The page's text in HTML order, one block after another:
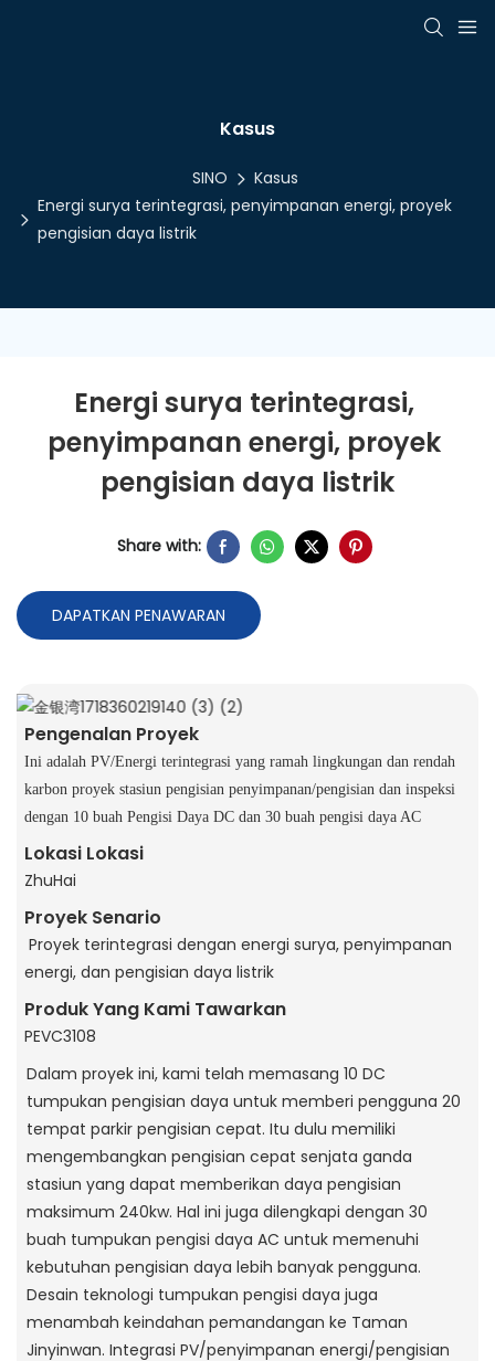
Kasus
SINO
Kasus
Energi surya terintegrasi, penyimpanan energi, proyek
pengisian daya listrik
Energi surya terintegrasi,
penyimpanan energi, proyek
pengisian daya listrik
Share with:
DAPATKAN PENAWARAN
Pengenalan Proyek
Ini adalah PV/Energi terintegrasi yang ramah lingkungan dan rendah
karbon proyek stasiun pengisian penyimpanan/pengisian dan inspeksi
dengan 10 buah Pengisi Daya DC dan 30 buah pengisi daya AC
Lokasi Lokasi
ZhuHai
Proyek Senario
Proyek terintegrasi dengan energi surya, penyimpanan
energi, dan pengisian daya listrik
Produk Yang Kami Tawarkan
PEVC3108
Dalam proyek ini, kami telah memasang 10 DC
tumpukan pengisian daya untuk memberi pengguna 20
tempat parkir pengisian cepat. Itu dulu memiliki
mengembangkan pengisian cepat senjata ganda
stasiun yang dapat memberikan daya pengisian
maksimum 240kw. Hal ini juga dilengkapi dengan 30
buah tumpukan pengisi daya AC untuk memenuhi
kebutuhan pengisian daya lebih banyak pengguna.
Desain teknologi tumpukan pengisi daya juga
menambah keindahan pemandangan ke Taman
Jinyinwan. Integrasi PV/penyimpanan energi/pengisian